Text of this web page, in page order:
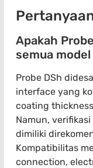
Apakah
semua
Probe DSh
interface yang
coating
Namun,
dimiliki
Kompatibilitas
connection,